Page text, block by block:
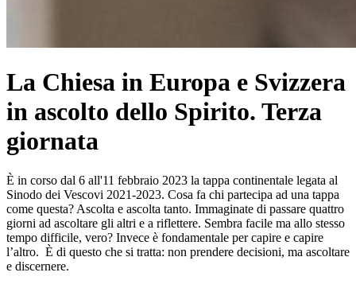
La Chiesa in Europa e Svizzera
in ascolto dello Spirito. Terza
giornata
È in corso dal 6 all'11 febbraio 2023 la tappa continentale legata al
Sinodo dei Vescovi 2021-2023. Cosa fa chi partecipa ad una tappa
come questa? Ascolta e ascolta tanto. Immaginate di passare quattro
giorni ad ascoltare gli altri e a riflettere. Sembra facile ma allo stesso
tempo difficile, vero? Invece è fondamentale per capire e capire
l’altro. È di questo che si tratta: non prendere decisioni, ma ascoltare
e discernere.